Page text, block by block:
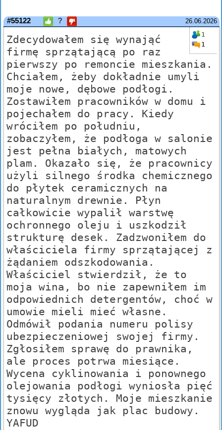
26.06.2026
#55122 ?
1
1
Zdecydowałem się wynająć
firmę sprzątającą po raz
pierwszy po remoncie mieszkania.
Chciałem, żeby dokładnie umyli
moje nowe, dębowe podłogi.
Zostawiłem pracowników w domu i
pojechałem do pracy. Kiedy
wróciłem po południu,
zobaczyłem, że podłoga w salonie
jest pełna białych, matowych
plam. Okazało się, że pracownicy
użyli silnego środka chemicznego
do płytek ceramicznych na
naturalnym drewnie. Płyn
całkowicie wypalił warstwę
ochronnego oleju i uszkodził
strukturę desek. Zadzwoniłem do
właściciela firmy sprzątającej z
żądaniem odszkodowania.
Właściciel stwierdził, że to
moja wina, bo nie zapewniłem im
odpowiednich detergentów, choć w
umowie mieli mieć własne.
Odmówił podania numeru polisy
ubezpieczeniowej swojej firmy.
Zgłosiłem sprawę do prawnika,
ale proces potrwa miesiące.
Wycena cyklinowania i ponownego
olejowania podłogi wyniosła pięć
tysięcy złotych. Moje mieszkanie
znowu wygląda jak plac budowy.
YAFUD